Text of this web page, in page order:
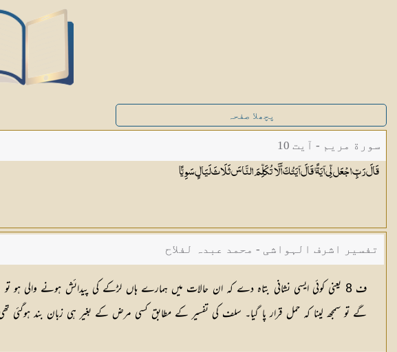
پچھلا صفحہ
سورة مريم - آیت 10
قَالَ رَبِّ اجْعَل لِّي آيَةً ۚ قَالَ آيَتُكَ أَلَّا تُكَلِّمَ النَّاسَ ثَلَاثَ لَيَالٍسَوِيًّا
تفسیر اشرف الہواشی - محمد عبدہ لفلاح
گے تو سمجھ لینا کہ حمل قرار پا گیا۔ سلف کی تفسیر کے مطابق کسی مرض کے بغیر ہی زبان بند ہوگئی